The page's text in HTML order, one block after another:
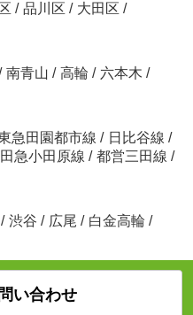
/ 品川区 / 大田区 /
南青山 / 高輪 / 六本木 /
急田園都市線 / 日比谷線 /
急小田原線 / 都営三田線 /
/ 渋谷 / 広尾 / 白金高輪 /
い合わせ